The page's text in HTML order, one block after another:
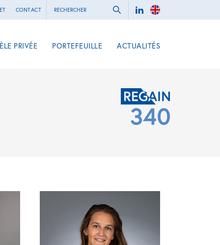
CONTACT
PRIVÉE PORTEFEUILLE ACTUALITÉS